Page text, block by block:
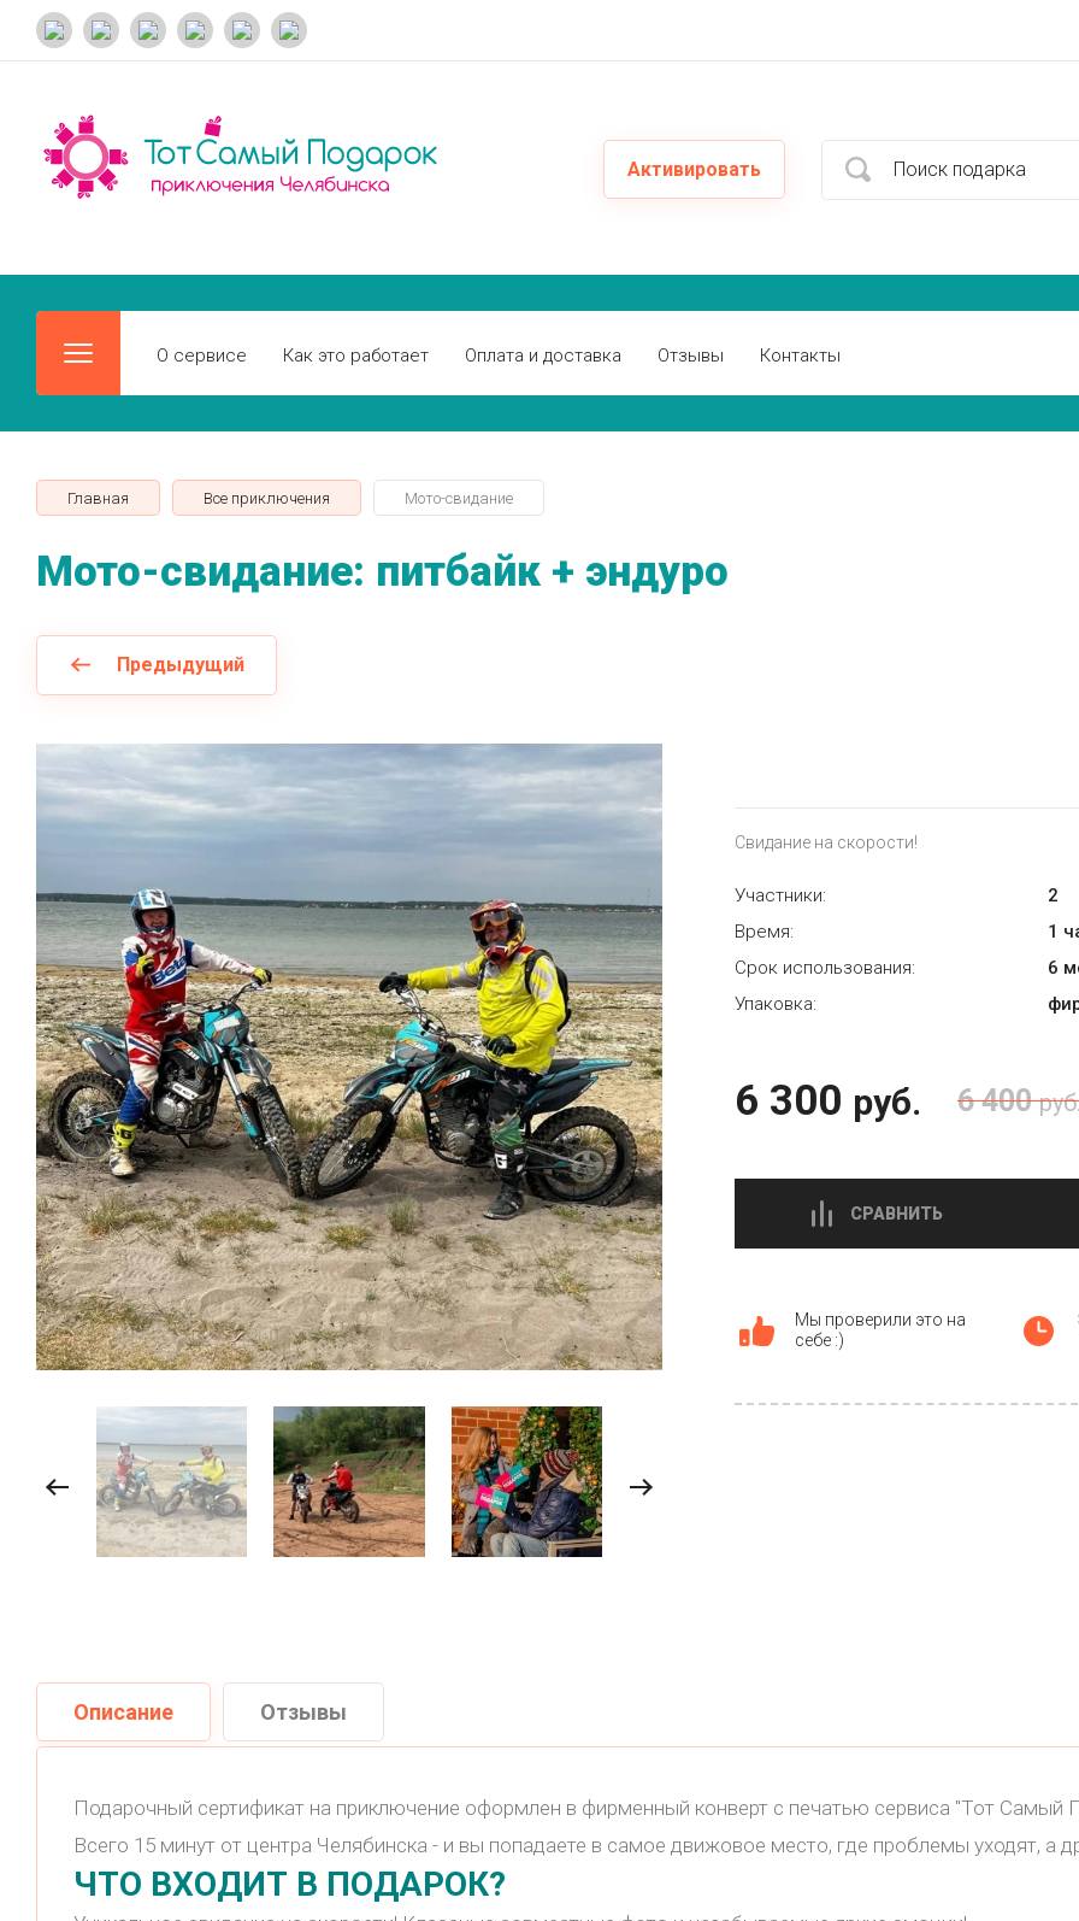
Активировать
О сервисе Как это работает Оплата и доставка Отзывы Контакты
Главная Все приключения Мото-свидание
Мото-свидание: питбайк + эндуро
Предыдущий
Свидание на скорости!
Участники:
2
Время:
1
Срок использования:
6
Упаковка:
6 300 руб. 6 400
СРАВНИТЬ
Мы проверили это на
себе :)
Описание Отзывы
Подарочный сертификат на приключение оформлен в фирменный конверт с печатью сервиса "Тот Самый
Всего 15 минут от центра Челябинска - и вы попадаете в самое движовое место, где проблемы уходят, а
ЧТО ВХОДИТ В ПОДАРОК?